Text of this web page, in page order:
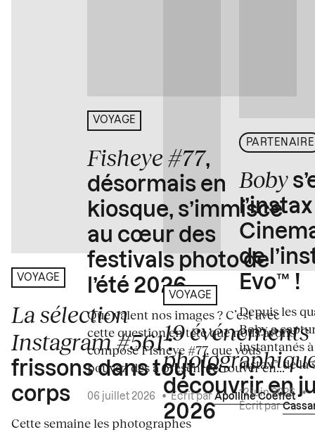
VOYAGE
La sélection
Instagram #561:
frissons dans tout le
corps
Cette semaine les photographes
VOYAGE
Fisheye #77,
désormais en
kiosque, s’immisce
au cœur des
festivals photo de
l’été 2026
Que valent nos images ? C’est avec
cette question en tête que nous avons
composé Fisheye #77, que vous
pouvez dès à présent retrouver en...
06 juillet 2026 •Écrit par Apolline Coëffet
VOYAGE
19 événements
découvrir en
2026
PARTENAIRE
Boby
de
Evo™ !
Depuis les
Boby a
instantanés
instax™ de la
12 juin 2026 •
Écrit par